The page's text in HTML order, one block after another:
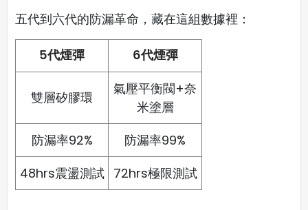
五代到六代的防漏革命，藏在這組數據裡：
5代煙彈 6代煙彈
雙層矽膠環
氣壓平衡閥+奈
米塗層
防漏率92%
防漏率99%
48hrs震盪測試 72hrs極限測試